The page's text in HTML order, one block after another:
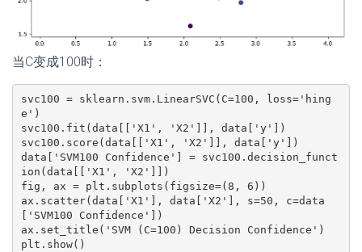
当C变成100时：
svc100 = sklearn.svm.LinearSVC(C=100, loss='hing
e')
svc100.fit(data[['X1', 'X2']], data['y'])
svc100.score(data[['X1', 'X2']], data['y'])
data['SVM100 Confidence'] = svc100.decision_funct
ion(data[['X1', 'X2']])
fig, ax = plt.subplots(figsize=(8, 6))
ax.scatter(data['X1'], data['X2'], s=50, c=data
['SVM100 Confidence'])
ax.set_title('SVM (C=100) Decision Confidence')
plt.show()